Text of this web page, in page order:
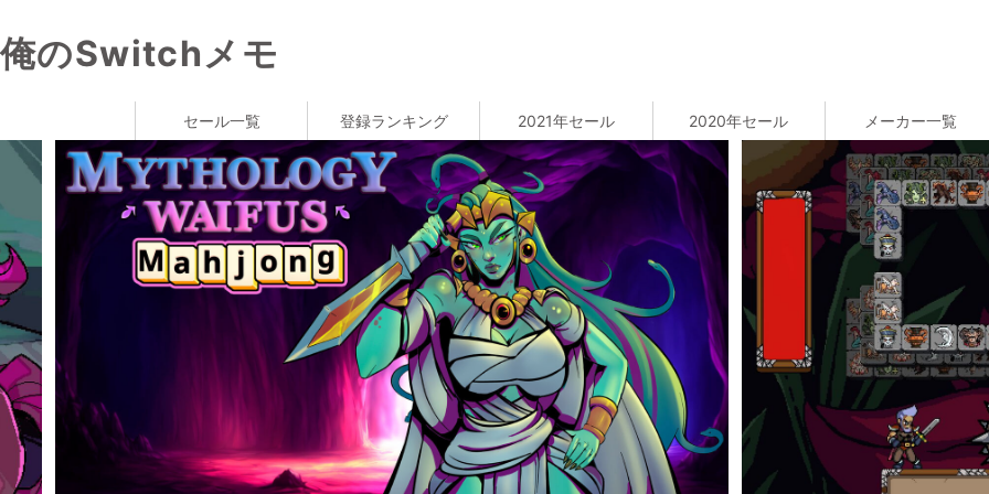
俺のSwitchメモ
セール一覧 登録ランキング 2021年セール 2020年セール メーカー一覧